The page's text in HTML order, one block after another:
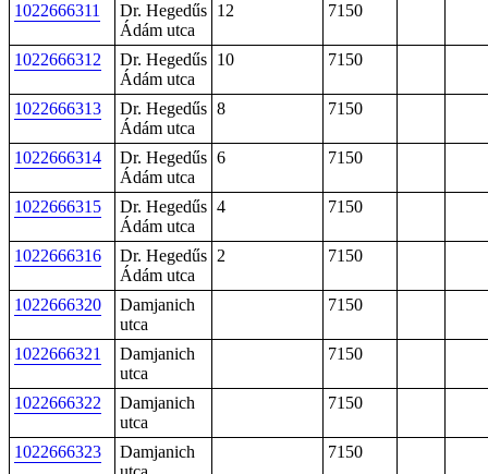
1022666311
Dr. Hegedűs
Ádám utca
12 7150
1022666312
Dr. Hegedűs
Ádám utca
10 7150
1022666313
Dr. Hegedűs
Ádám utca
8 7150
1022666314
Dr. Hegedűs
Ádám utca
6 7150
1022666315
Dr. Hegedűs
Ádám utca
4 7150
1022666316
Dr. Hegedűs
Ádám utca
2 7150
1022666320
Damjanich
utca
7150
1022666321
Damjanich
utca
7150
1022666322
Damjanich
utca
7150
1022666323
Damjanich
7150